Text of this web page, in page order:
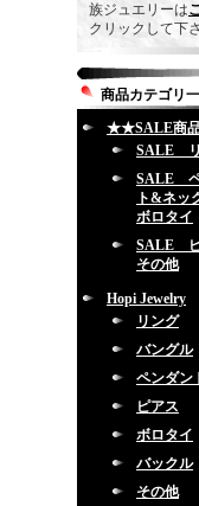
族ジュエリーは
クリックして下さ
商品カテゴリ
★★SALE商
SALE
SALE
ト&ネッ
ボロタイ
SALE
その他
Hopi Jewelry
リング
バングル
ペンダン
ピアス
ボロタイ
バックル
その他